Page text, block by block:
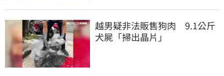
越男疑非法販售狗肉 9.1公斤
犬屍「掃出晶片」